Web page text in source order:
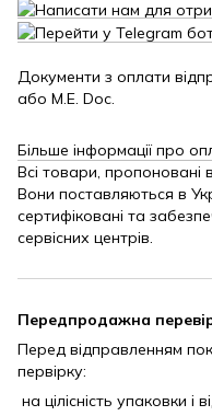
Документи з оплати
або M.E. Doc.
Більше інформації про
Всі товари, пропоновані
Вони поставляються в
сертифіковані та
сервісних центрів.
Передпродажна
Перед відправленням
первірку:
на цілісність упаковки і